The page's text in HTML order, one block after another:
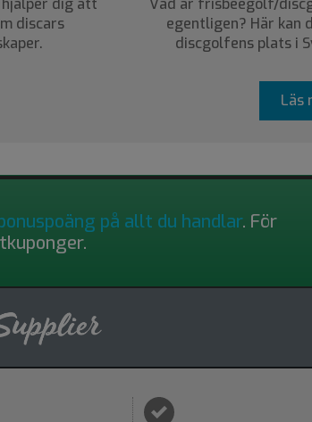
hjälper dig att
discars
Vad är frisbeegolf/
egentligen? Här kan
discgolfens plats i
Läs
på allt du handlar. För